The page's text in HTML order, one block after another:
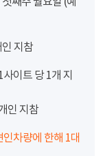
지참
이트 당 1개 지
인 지참
차량에 한해 1대